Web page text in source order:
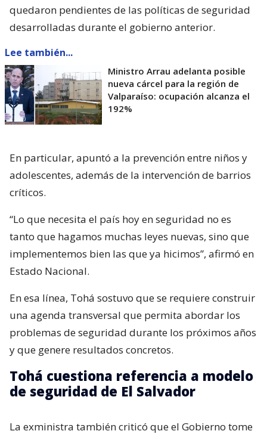
quedaron pendientes de las políticas de seguridad
desarrolladas durante el gobierno anterior.
Lee también...
Ministro Arrau adelanta posible
nueva cárcel para la región de
Valparaíso: ocupación alcanza el
192%
En particular, apuntó a la prevención entre niños y
adolescentes, además de la intervención de barrios
críticos.
“Lo que necesita el país hoy en seguridad no es
tanto que hagamos muchas leyes nuevas, sino que
implementemos bien las que ya hicimos”, afirmó en
Estado Nacional.
En esa línea, Tohá sostuvo que se requiere construir
una agenda transversal que permita abordar los
problemas de seguridad durante los próximos años
y que genere resultados concretos.
Tohá cuestiona referencia a modelo
de seguridad de El Salvador
La exministra también criticó que el Gobierno tome